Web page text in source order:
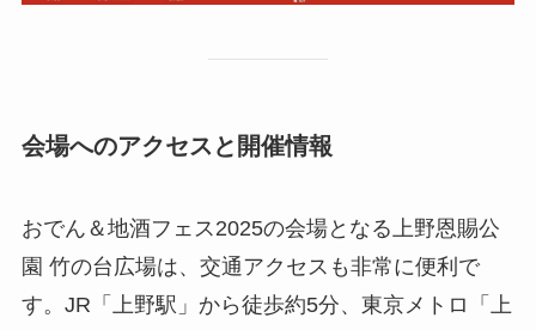
会場へのアクセスと開催情報
おでん＆地酒フェス2025の会場となる上野恩賜公
園 竹の台広場は、交通アクセスも非常に便利で
す。JR「上野駅」から徒歩約5分、東京メトロ「上